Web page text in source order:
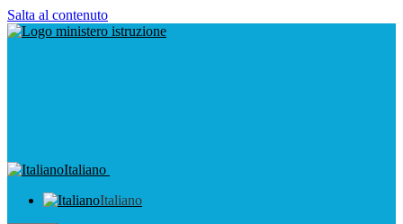
Salta al contenuto
Italiano
Italiano